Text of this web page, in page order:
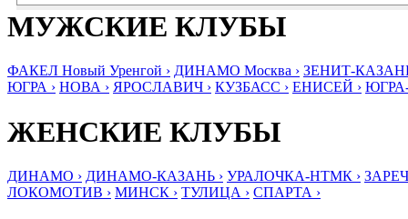
МУЖСКИЕ КЛУБЫ
ФАКЕЛ Новый Уренгой › ДИНАМО Москва › ЗЕНИТ-
ЮГРА › НОВА › ЯРОСЛАВИЧ › КУЗБАСС › ЕНИСЕЙ ›
ЖЕНСКИЕ КЛУБЫ
ДИНАМО › ДИНАМО-КАЗАНЬ › УРАЛОЧКА-НТМК ›
ЛОКОМОТИВ › МИНСК › ТУЛИЦА › СПАРТА ›